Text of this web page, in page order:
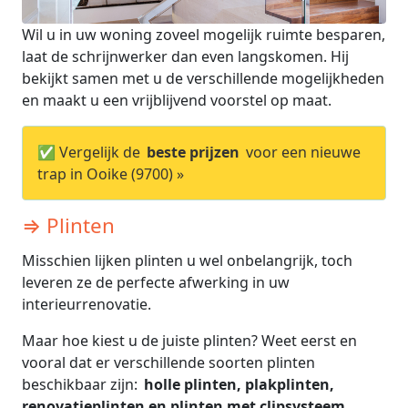
Wil u in uw woning zoveel mogelijk ruimte besparen,
laat de schrijnwerker dan even langskomen. Hij
bekijkt samen met u de verschillende mogelijkheden
en maakt u een vrijblijvend voorstel op maat.
✅ Vergelijk de beste prijzen voor een nieuwe
trap in Ooike (9700) »
⇒ Plinten
Misschien lijken plinten u wel onbelangrijk, toch
leveren ze de perfecte afwerking in uw
interieurrenovatie.
Maar hoe kiest u de juiste plinten? Weet eerst en
vooral dat er verschillende soorten plinten
beschikbaar zijn: holle plinten, plakplinten,